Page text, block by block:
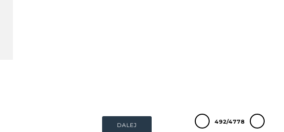
DALEJ 492/4778